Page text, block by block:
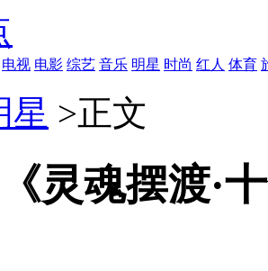
电视 电影 综艺 音乐 明星 时尚 红人 体育
星 >正文
灵魂摆渡·